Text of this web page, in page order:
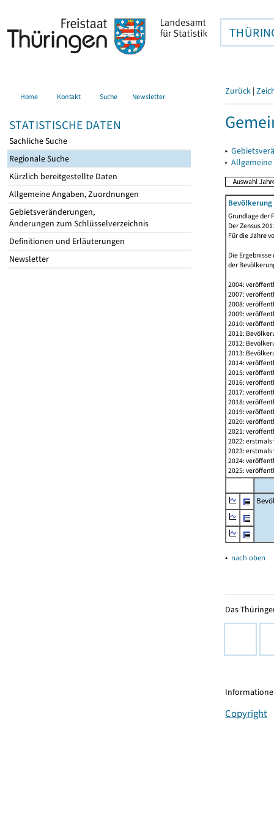
Home Kontakt Suche Newsletter
STATISTISCHE DATEN
Sachliche Suche
Regionale Suche
Kürzlich bereitgestellte Daten
Allgemeine Angaben, Zuordnungen
Gebietsveränderungen,
Änderungen zum Schlüsselverzeichnis
Definitionen und Erläuterungen
Newsletter
Zurück |
▸
▸
Grundlage der
Der Zensus
Für die Jahre
Die
der
2004:
2007:
2008:
2009:
2010:
2011:
2012:
2013:
2014:
2015:
2016:
2017:
2018:
2019:
2020:
2021:
2022:
2023:
2024:
2025:
▴ nach oben
Das
Copyright